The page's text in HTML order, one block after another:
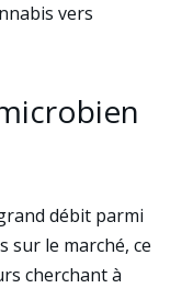
vers
débit parmi
sur le marché, ce
cherchant à